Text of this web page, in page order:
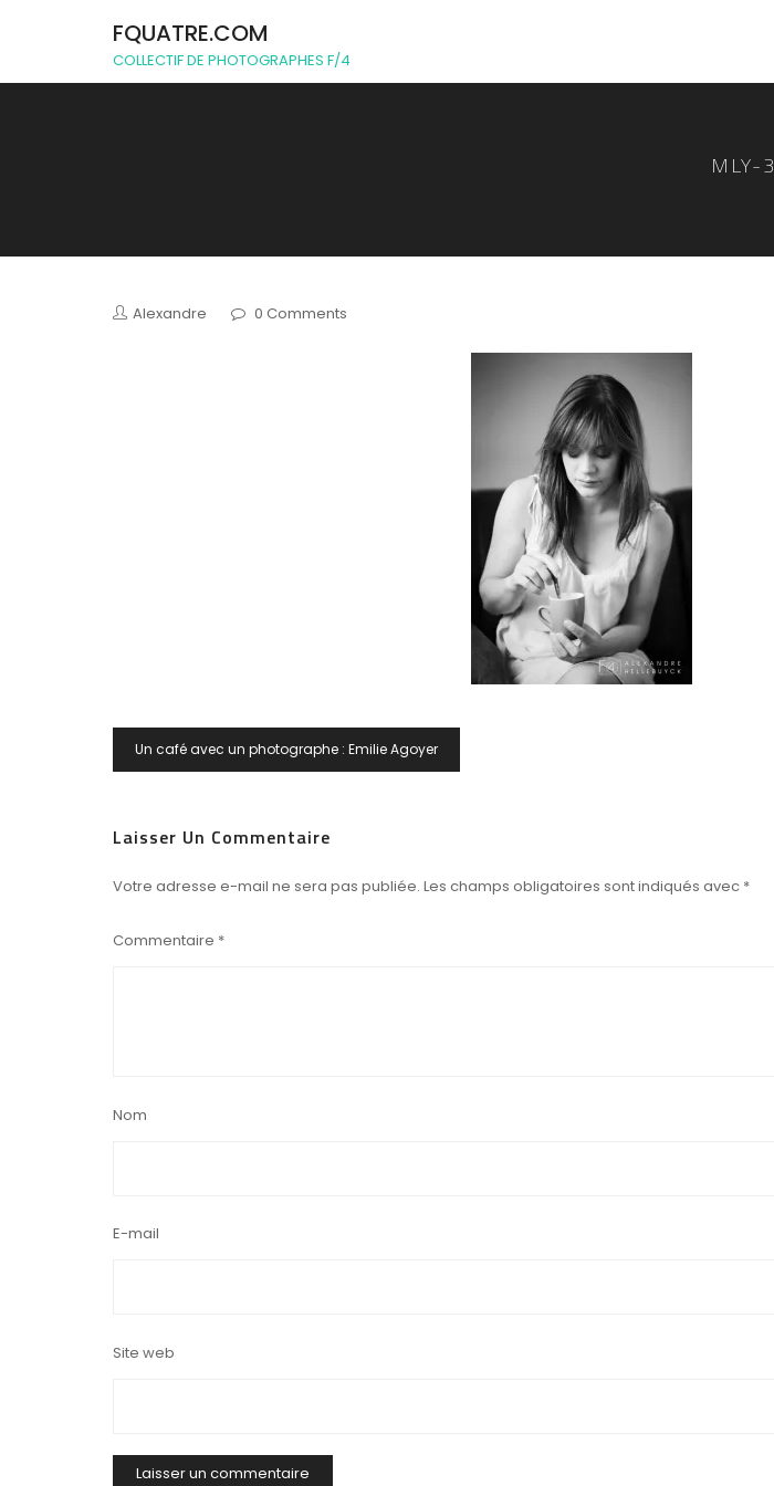
FQUATRE.COM
COLLECTIF DE PHOTOGRAPHES F/4
MLY-3
Alexandre 0 Comments
Navigation
DeUn café avec un photographe : Emilie Agoyer
Laisser Un Commentaire
Votre adresse e-mail ne sera pas publiée. Les champs obligatoires sont indiqués avec *
Commentaire *
Nom
E-mail
Site web